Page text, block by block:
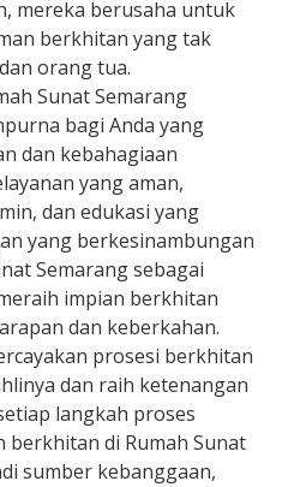
mereka berusaha untuk
berkhitan yang tak
orang tua.
Sunat Semarang
bagi Anda yang
dan kebahagiaan
yang aman,
dan edukasi yang
yang berkesinambungan
Semarang sebagai
impian berkhitan
dan keberkahan.
prosesi berkhitan
dan raih ketenangan
langkah proses
berkhitan di Rumah Sunat
sumber kebanggaan,